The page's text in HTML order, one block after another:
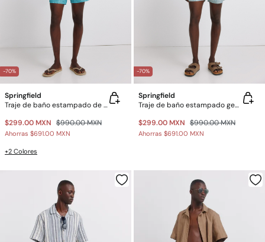
-70%
Springfield
Traje de baño estampado de pulpos
$299.00 MXN $990.00 MXN
Ahorras $691.00 MXN
+2 Colores
-70%
Springfield
Traje de baño estampado geométrico con bolsillo y cierre
$299.00 MXN $990.00 MXN
Ahorras $691.00 MXN